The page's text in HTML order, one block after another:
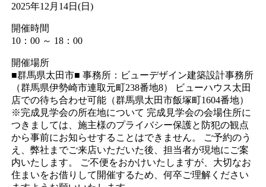
2025年12月14日(日)
開催時間
10：00 ～ 18：00
開催場所
■群馬県太田市■ 事務所：ビューデザイン建築設計事務所
（群馬県伊勢崎市連取元町238番地8） ビューハウス太田
店での待ち合わせ可能（群馬県太田市飯塚町1604番地）
※完成見学会の所在地について 完成見学会の会場住所に
つきましては、施主様のプライバシー保護と防犯の観点
から事前にお知らせすることはできません。 ご予約のう
え、弊社までご来店いただいた後、担当者が現地にご案
内いたします。 ご不便をおかけいたしますが、大切なお
住まいをお借りして開催するため、何卒ご理解ください